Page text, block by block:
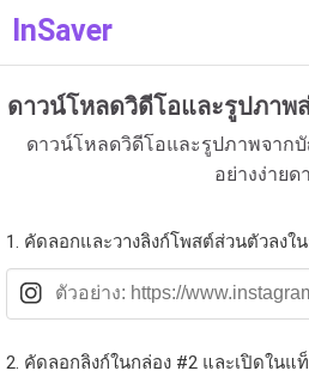
InSaver
ดาวน์โหลดวิดีโอและรูปภาพ
ดาวน์โหลดวิดีโอและรูปภาพจาก
อย่างง่ายด
1. คัดลอกและวางลิงก์โพสต์ส่วนตัวลงใ
2. คัดลอกลิงก์ในกล่อง #2 และเปิดในแ